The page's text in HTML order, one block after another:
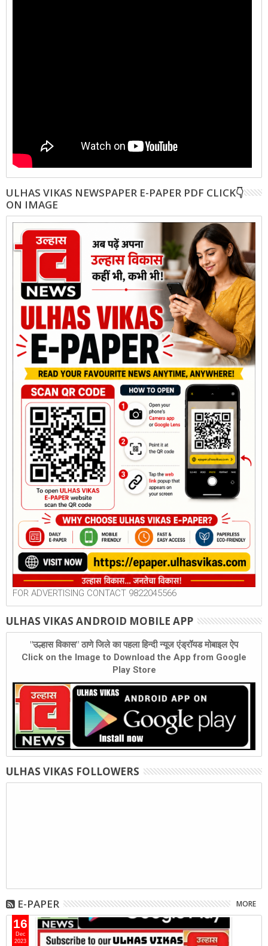
ULHAS VIKAS NEWSPAPER E-PAPER PDF CLICK👇
ON IMAGE
FOR ADVERTISING CONTACT 9822045566
ULHAS VIKAS ANDROID MOBILE APP
"उल्हास विकास" ठाणे जिले का पहला हिन्दी न्यूज एंड्रॉयड मोबाइल ऐप
Click on the Image to Download the App from Google
Play Store
ULHAS VIKAS FOLLOWERS
E-PAPER MORE
16
Dec
2023